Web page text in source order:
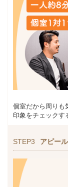
個室だから周りも
印象をチェックす
STEP3 アピー